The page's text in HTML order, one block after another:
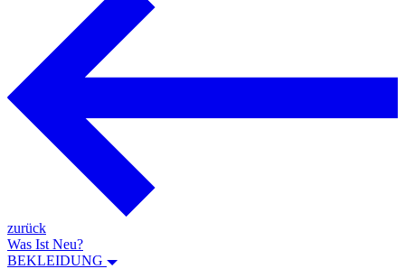
zurück
Was Ist Neu?
BEKLEIDUNG